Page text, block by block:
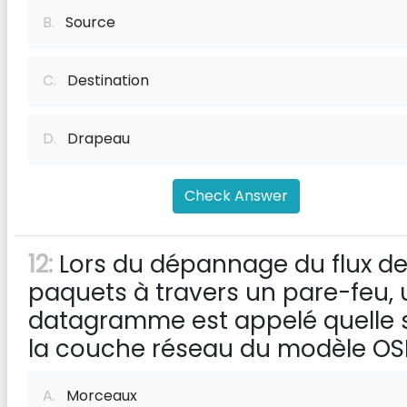
B. Source
C. Destination
D. Drapeau
Check Answer
12: Lors du dépannage du flux de
paquets à travers un pare-feu,
datagramme est appelé quelle
la couche réseau du modèle
A. Morceaux